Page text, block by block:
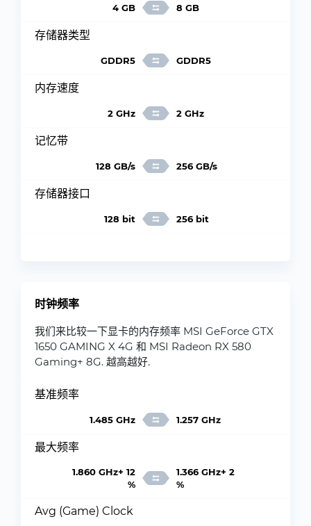
4 GB 8 GB
存储器类型
GDDR5 GDDR5
内存速度
2 GHz 2 GHz
记忆带
128 GB/s 256 GB/s
存储器接口
128 bit 256 bit
时钟频率
我们来比较一下显卡的内存频率 MSI GeForce GTX
1650 GAMING X 4G 和 MSI Radeon RX 580
Gaming+ 8G. 越高越好.
基准频率
1.485 GHz 1.257 GHz
最大频率
1.860 GHz+ 12
%
1.366 GHz+ 2
%
Avg (Game) Clock